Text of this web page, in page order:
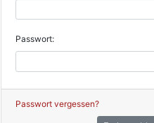
Passwort:
Passwort vergessen?